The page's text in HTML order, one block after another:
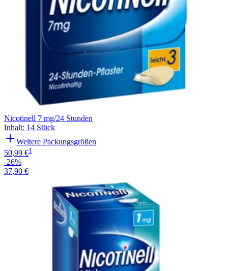
Nicotinell 7 mg/24 Stunden
Inhalt: 14 Stück
Weitere Packungsgrößen
50,99 €1
-26%
37,90 €